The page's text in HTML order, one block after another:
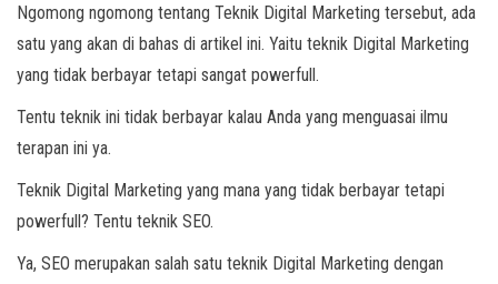
Ngomong ngomong tentang Teknik Digital Marketing tersebut, ada
satu yang akan di bahas di artikel ini. Yaitu teknik Digital Marketing
yang tidak berbayar tetapi sangat powerfull.
Tentu teknik ini tidak berbayar kalau Anda yang menguasai ilmu
terapan ini ya.
Teknik Digital Marketing yang mana yang tidak berbayar tetapi
powerfull? Tentu teknik SEO.
Ya, SEO merupakan salah satu teknik Digital Marketing dengan